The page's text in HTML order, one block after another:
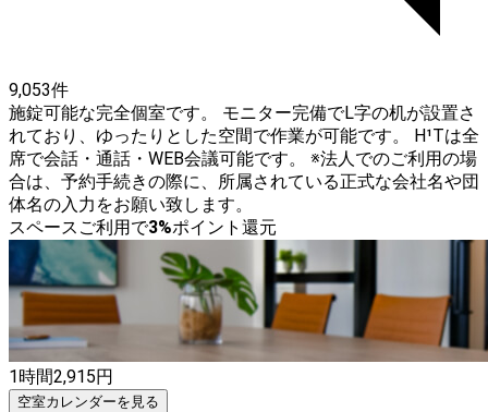
9,053件
施錠可能な完全個室です。 モニター完備でL字の机が設置さ
れており、ゆったりとした空間で作業が可能です。 H¹Tは全
席で会話・通話・WEB会議可能です。 ※法人でのご利用の場
合は、予約手続きの際に、所属されている正式な会社名や団
体名の入力をお願い致します。
スペースご利用で3%ポイント還元
1時間2,915円
空室カレンダーを見る